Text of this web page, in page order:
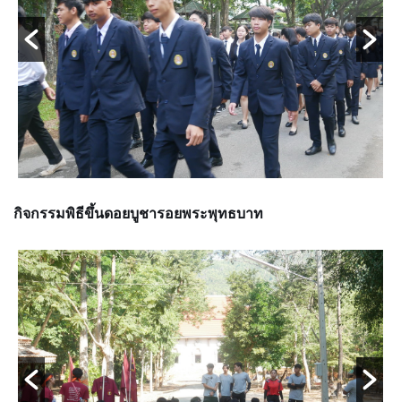
กิจกรรมพิธีขึ้นดอยบูชารอยพระพุทธบาท